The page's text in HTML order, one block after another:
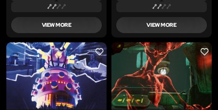
VIEW MORE VIEW MORE
LIKE LIKE